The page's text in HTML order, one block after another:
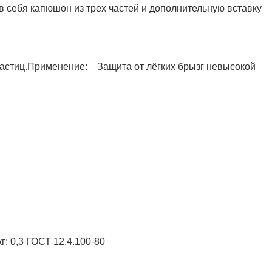
капюшон из трех частей и дополнительную вставку
Применение: Защита от лёгких брызг невысокой
0,3 ГОСТ 12.4.100-80